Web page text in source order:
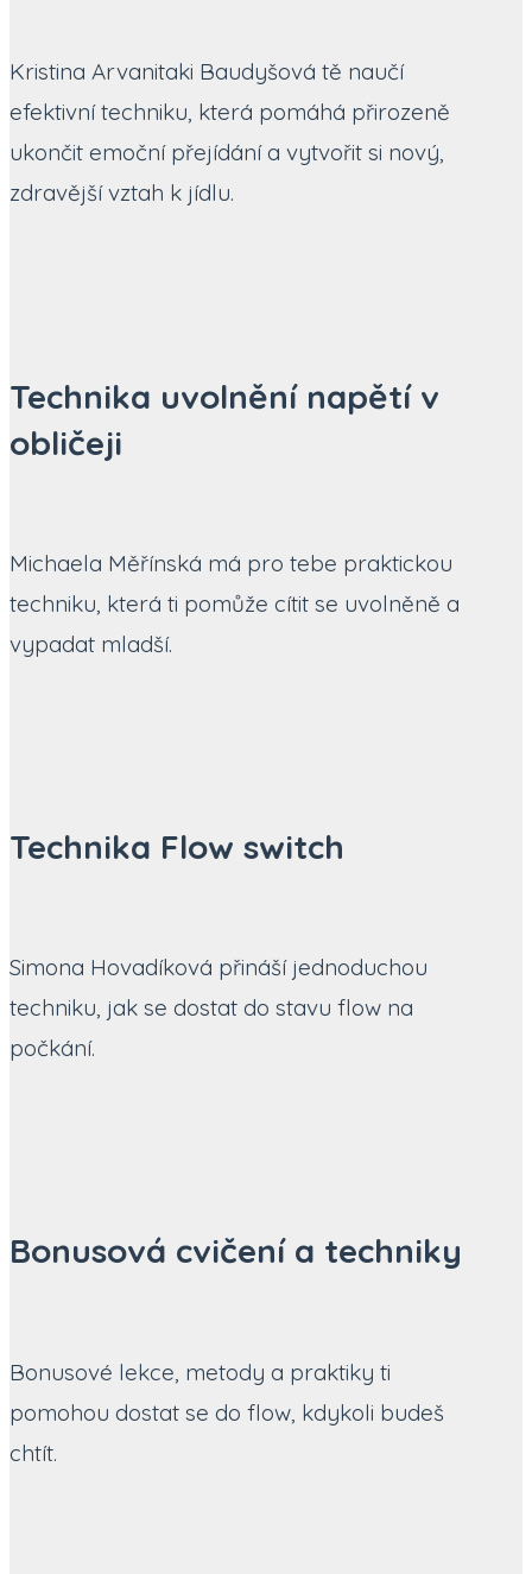
Kristina Arvanitaki Baudyšová tě naučí
efektivní techniku, která pomáhá přirozeně
ukončit emoční přejídání a vytvořit si nový,
zdravější vztah k jídlu.
Technika uvolnění napětí v
obličeji
Michaela Měřínská má pro tebe praktickou
techniku, která ti pomůže cítit se uvolněně a
vypadat mladší.
Technika Flow switch
Simona Hovadíková přináší jednoduchou
techniku, jak se dostat do stavu flow na
počkání.
Bonusová cvičení a techniky
Bonusové lekce, metody a praktiky ti
pomohou dostat se do flow, kdykoli budeš
chtít.